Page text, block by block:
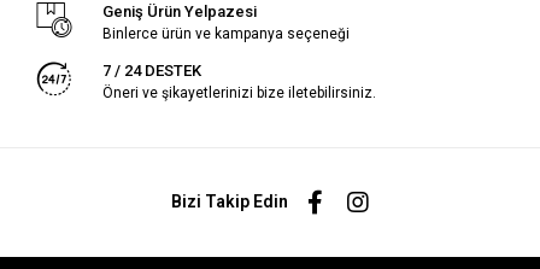
Geniş Ürün Yelpazesi
Binlerce ürün ve kampanya seçeneği
7 / 24 DESTEK
Öneri ve şikayetlerinizi bize iletebilirsiniz.
Bizi Takip Edin